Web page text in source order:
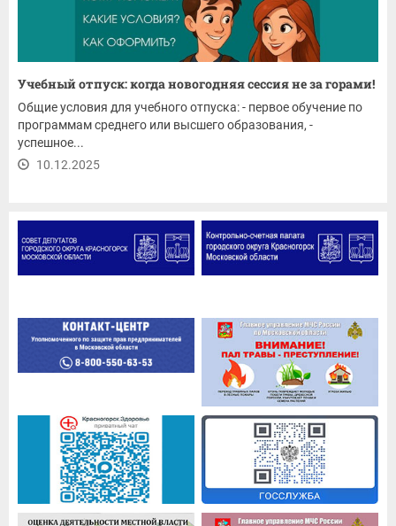
Учебный отпуск: когда новогодняя сессия не за горами!
Общие условия для учебного отпуска: - первое обучение по
программам среднего или высшего образования, -
успешное...
10.12.2025